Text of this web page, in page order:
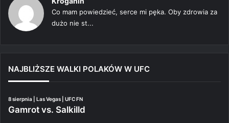
Co mam powiedzieć, serce mi pęka. Oby zdrowia za
dużo nie st...
NAJBLIŻSZE WALKI POLAKÓW W UFC
8 sierpnia | Las Vegas | UFC FN
Gamrot vs. Salkilld